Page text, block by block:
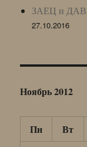
ЗАЕЦ и
27.10.2016
Ноябрь 2012
Пн Вт